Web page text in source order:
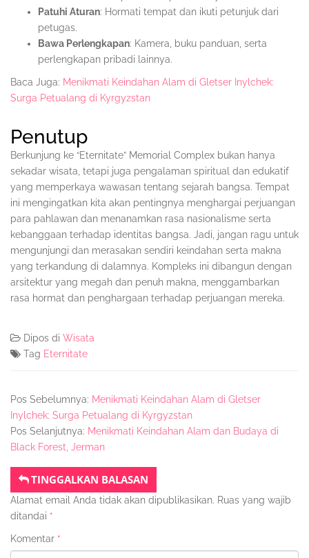
Patuhi Aturan: Hormati tempat dan ikuti petunjuk dari
petugas.
Bawa Perlengkapan: Kamera, buku panduan, serta
perlengkapan pribadi lainnya.
Baca Juga: Menikmati Keindahan Alam di Gletser Inylchek:
Surga Petualang di Kyrgyzstan
Penutup
Berkunjung ke “Eternitate” Memorial Complex bukan hanya
sekadar wisata, tetapi juga pengalaman spiritual dan edukatif
yang memperkaya wawasan tentang sejarah bangsa. Tempat
ini mengingatkan kita akan pentingnya menghargai perjuangan
para pahlawan dan menanamkan rasa nasionalisme serta
kebanggaan terhadap identitas bangsa. Jadi, jangan ragu untuk
mengunjungi dan merasakan sendiri keindahan serta makna
yang terkandung di dalamnya. Kompleks ini dibangun dengan
arsitektur yang megah dan penuh makna, menggambarkan
rasa hormat dan penghargaan terhadap perjuangan mereka.
Dipos di Wisata
Tag Eternitate
Pos Sebelumnya: Menikmati Keindahan Alam di Gletser
Inylchek: Surga Petualang di Kyrgyzstan
Pos Selanjutnya: Menikmati Keindahan Alam dan Budaya di
Black Forest, Jerman
TINGGALKAN BALASAN
Alamat email Anda tidak akan dipublikasikan. Ruas yang wajib
ditandai *
Komentar *